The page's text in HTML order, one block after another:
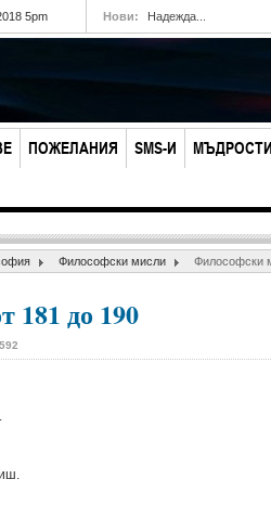
5pm Нови: Надежда...
ПОЖЕЛАНИЯ SMS-И МЪДРОСТИ
Философски мисли Философски
181 до 190